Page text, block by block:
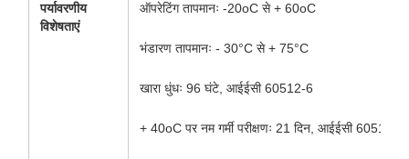
पर्यावरणीय
विशेषताएं
ऑपरेटिंग तापमानः -20oC से + 60oC
भंडारण तापमानः - 30°C से + 75°C
खारा धुंधः 96 घंटे, आईईसी 60512-6
+ 40oC पर नम गर्मी परीक्षणः 21 दिन, आईईसी 60512-6